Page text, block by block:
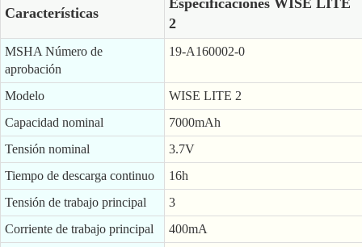
Características
2
MSHA Número de
aprobación
19-A160002-0
Modelo
WISE LITE 2
Capacidad nominal
7000mAh
Tensión nominal
3.7V
Tiempo de descarga continuo
16h
Tensión de trabajo principal
3
Corriente de trabajo principal
400mA